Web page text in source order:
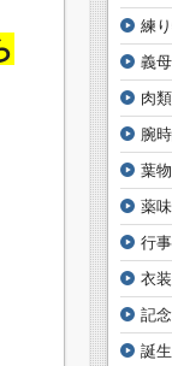
練
義
肉類
腕
葉物
薬味
行事
衣装
記
誕